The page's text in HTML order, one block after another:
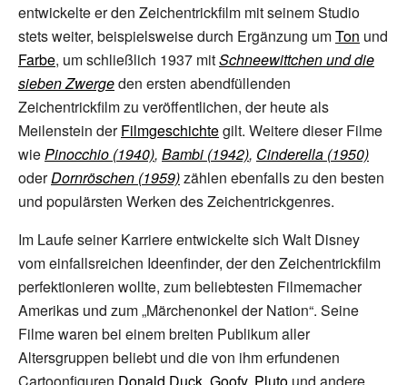
entwickelte er den Zeichentrickfilm mit seinem Studio
stets weiter, beispielsweise durch Ergänzung umTon und
Farbe, um schließlich 1937 mitSchneewittchen und die
sieben Zwergeden ersten abendfüllenden
Zeichentrickfilm zu veröffentlichen, der heute als
Meilenstein derFilmgeschichtegilt. Weitere dieser Filme
wie Pinocchio (1940), Bambi (1942), Cinderella (1950)
oderDornröschen (1959)zählen ebenfalls zu den besten
und populärsten Werken des Zeichentrickgenres.
Im Laufe seiner Karriere entwickelte sich Walt Disney
vom einfallsreichen Ideenfinder, der den Zeichentrickfilm
perfektionieren wollte, zum beliebtesten Filmemacher
Amerikas und zum „Märchenonkel der Nation“. Seine
Filme waren bei einem breiten Publikum aller
Altersgruppen beliebt und die von ihm erfundenen
Cartoonfiguren Donald Duck, Goofy, Pluto und andere